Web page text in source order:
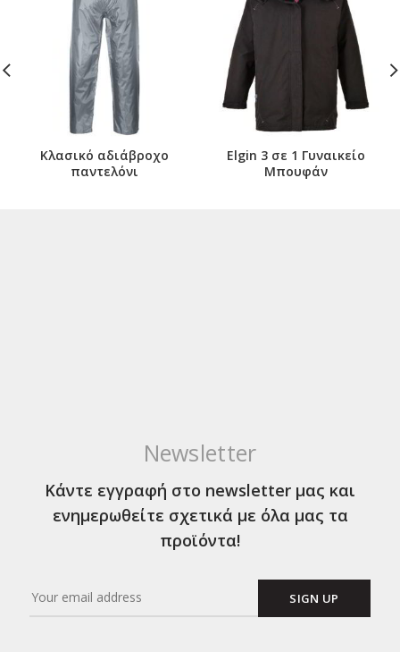
Κλασικό αδιάβροχο
παντελόνι
Elgin 3 σε 1 Γυναικείο
Μπουφάν
Newsletter
Κάντε εγγραφή στο newsletter μας και
ενημερωθείτε σχετικά με όλα μας τα
προϊόντα!